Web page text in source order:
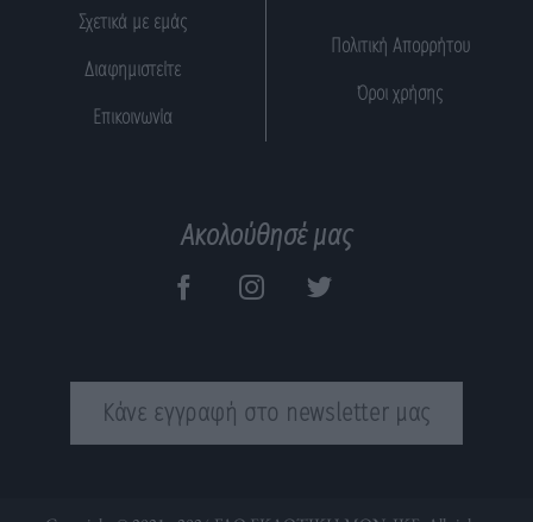
Σχετικά με εμάς
Διαφημιστείτε
Επικοινωνία
Πολιτική Απορρήτου
Όροι χρήσης
Ακολούθησέ μας
Κάνε εγγραφή στο newsletter μας